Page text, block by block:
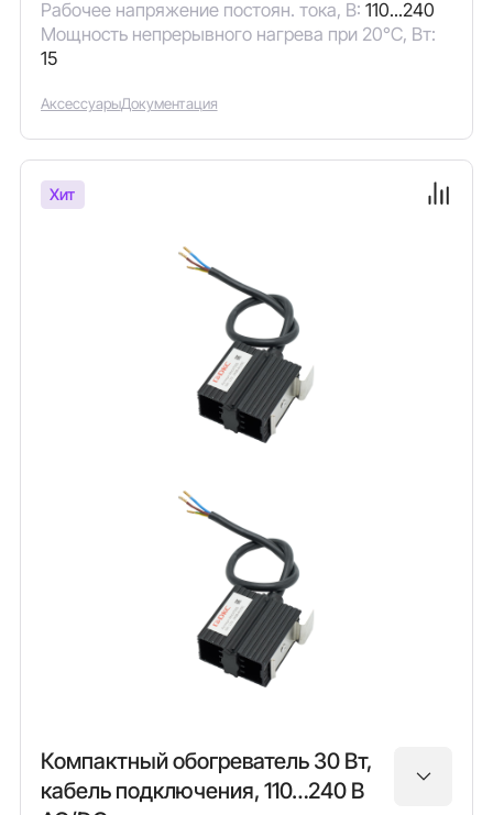
Рабочее напряжение постоян. тока, В: 110...240
Мощность непрерывного нагрева при 20°C, Вт:
15
АксессуарыДокументация
Хит
Компактный обогреватель 30 Вт,
кабель подключения, 110…240 В